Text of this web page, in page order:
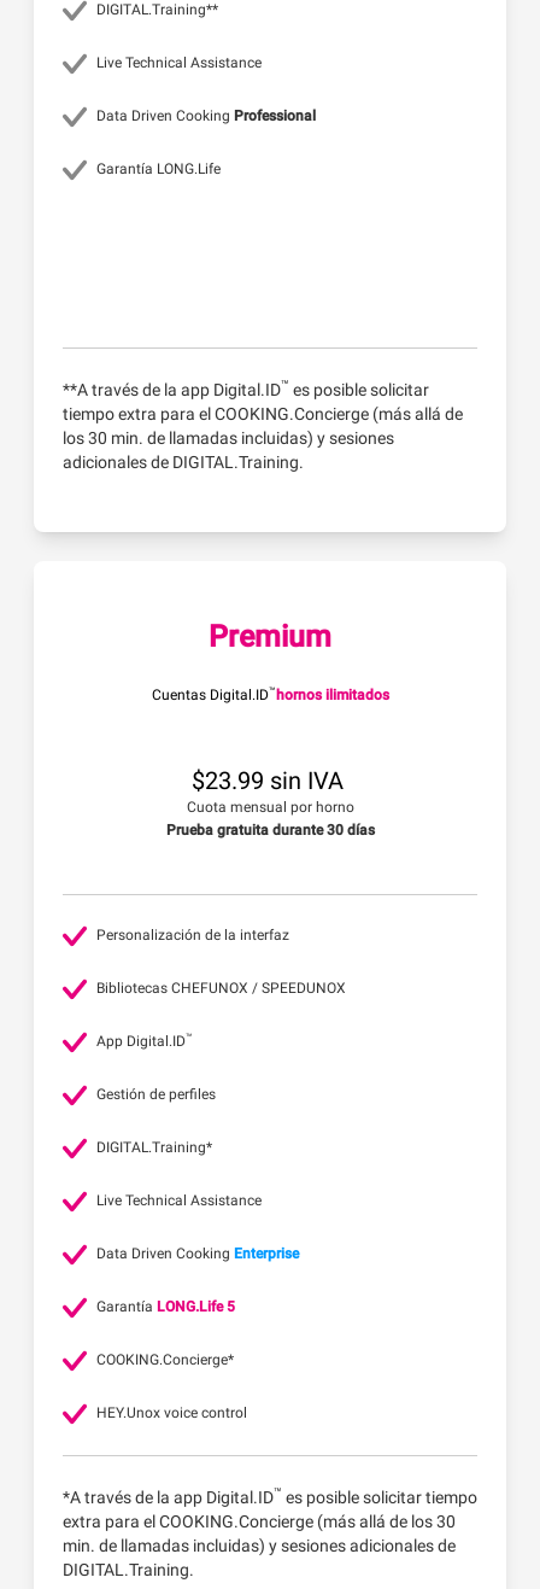
DIGITAL.Training**
Live Technical Assistance
Data Driven Cooking Professional
Garantía LONG.Life
**A través de la app Digital.ID™ es posible solicitar
tiempo extra para el COOKING.Concierge (más allá de
los 30 min. de llamadas incluidas) y sesiones
adicionales de DIGITAL.Training.
Premium
Cuentas Digital.ID™ hornos ilimitados
$23.99 sin IVA
Cuota mensual por horno
Prueba gratuita durante 30 días
Personalización de la interfaz
Bibliotecas CHEFUNOX / SPEEDUNOX
App Digital.ID™
Gestión de perfiles
DIGITAL.Training*
Live Technical Assistance
Data Driven Cooking Enterprise
Garantía LONG.Life 5
COOKING.Concierge*
HEY.Unox voice control
*A través de la app Digital.ID™ es posible solicitar tiempo
extra para el COOKING.Concierge (más allá de los 30
min. de llamadas incluidas) y sesiones adicionales de
DIGITAL.Training.